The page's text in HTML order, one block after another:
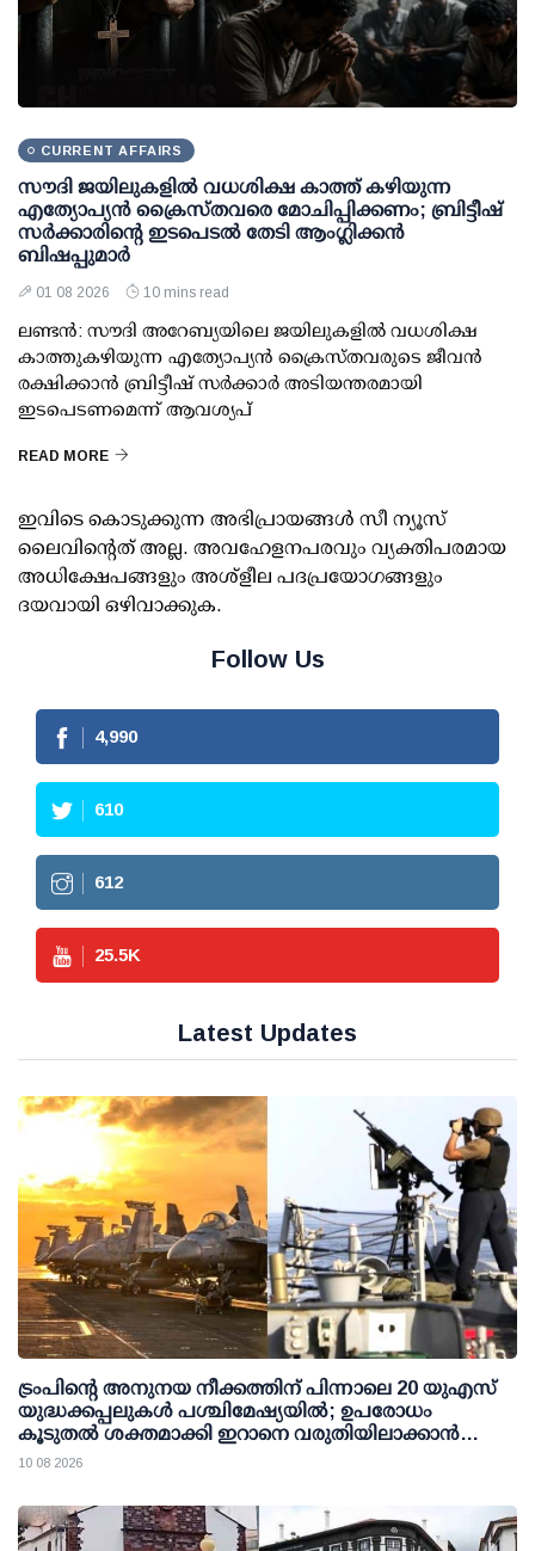
CURRENT AFFAIRS
സൗദി ജയിലുകളിൽ വധശിക്ഷ കാത്ത് കഴിയുന്ന
എത്യോപ്യൻ ക്രൈസ്തവരെ മോചിപ്പിക്കണം; ബ്രിട്ടീഷ്
സർക്കാരിന്റെ ഇടപെടൽ തേടി ആംഗ്ലിക്കൻ
ബിഷപ്പുമാർ
01 08 2026 10 mins read
ലണ്ടൻ: സൗദി അറേബ്യയിലെ ജയിലുകളിൽ വധശിക്ഷ
കാത്തുകഴിയുന്ന എത്യോപ്യൻ ക്രൈസ്തവരുടെ ജീവൻ
രക്ഷിക്കാൻ ബ്രിട്ടീഷ് സർക്കാർ അടിയന്തരമായി
ഇടപെടണമെന്ന് ആവശ്യപ്
READ MORE
ഇവിടെ കൊടുക്കുന്ന അഭിപ്രായങ്ങള്‍ സീ ന്യൂസ്
ലൈവിന്റെത് അല്ല. അവഹേളനപരവും വ്യക്തിപരമായ
അധിക്ഷേപങ്ങളും അശ്‌ളീല പദപ്രയോഗങ്ങളും
ദയവായി ഒഴിവാക്കുക.
Follow Us
4,990
610
612
25.5K
Latest Updates
ട്രംപിന്റെ അനുനയ നീക്കത്തിന് പിന്നാലെ 20 യുഎസ്
യുദ്ധക്കപ്പലുകള്‍ പശ്ചിമേഷ്യയില്‍; ഉപരോധം
കൂടുതല്‍ ശക്തമാക്കി ഇറാനെ വരുതിയിലാക്കാന്‍
നീക്കം
10 08 2026